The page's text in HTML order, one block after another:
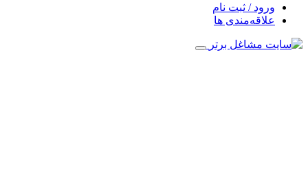
ورود / ثبت نام
علاقه‌مندی ها